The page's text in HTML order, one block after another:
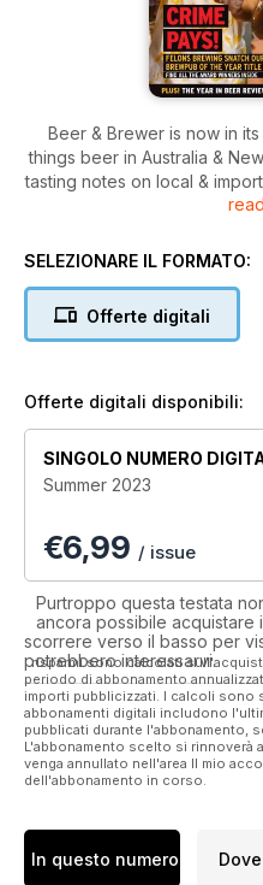
Beer & Brewer is now in
things beer in Australia &
tasting notes on local &
news & awards, travel,
latest news, expert
so have
year
SELEZIONARE IL FORMATO:
Offerte digitali
Offerte digitali disponibili:
SINGOLO NUMERO
Summer 2023
€6,99 / issue
Purtroppo questa testata
ancora possibile acquistare
scorrere verso il basso per
potrebbero interessarvi.
I risparmi sono calcolati
periodo di abbonamento
importi pubblicizzati. I calcoli sono
abbonamenti digitali includono
pubblicati durante l'abbonamento,
L'abbonamento scelto si rinnoverà
venga annullato nell'area Il mio
dell'abbonamento in corso.
In questo numero